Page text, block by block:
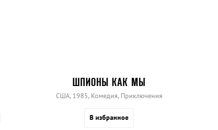
ШПИОНЫ КАК МЫ
США, 1985, Комедия, Приключения
В избранное